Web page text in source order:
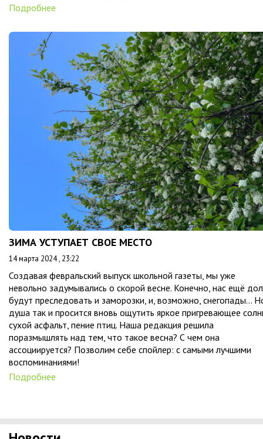
Подробнее
ЗИМА УСТУПАЕТ СВОЕ МЕСТО
14 марта 2024 , 23:22
Создавая февральский выпуск школьной газеты, мы уже
невольно задумывались о скорой весне. Конечно, нас ещё
будут преследовать и заморозки, и, возможно, снегопады…
душа так и просится вновь ощутить яркое пригревающее
сухой асфальт, пение птиц. Наша редакция решила
поразмышлять над тем, что такое весна? С чем она
ассоциируется? Позволим себе спойлер: с самыми лучшими
воспоминаниями!
Подробнее